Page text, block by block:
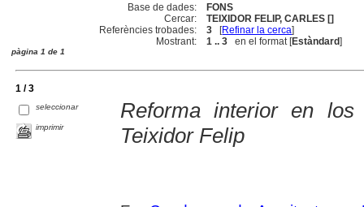
Base de dades:
FONS
Cercar:
TEIXIDOR FELIP, CARLES []
Referències trobades:
3 [Refinar la cerca]
Mostrant:
1 .. 3 en el format [Estàndard]
pàgina 1 de 1
1 / 3
seleccionar
imprimir
Reforma interior en
Teixidor Felip